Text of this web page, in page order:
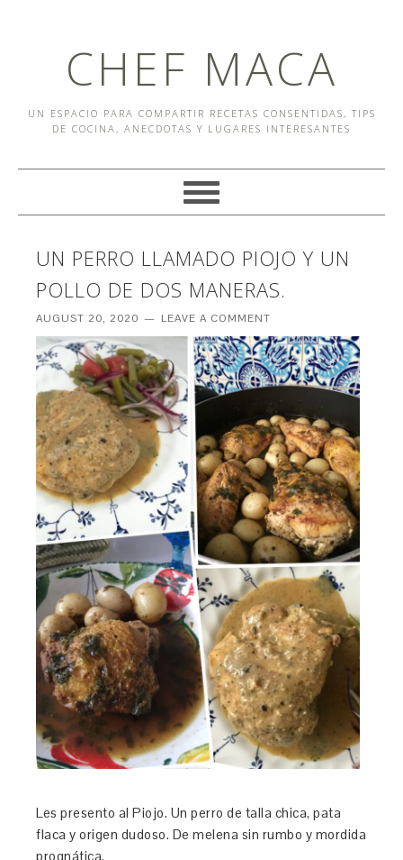
CHEF MACA
UN ESPACIO PARA COMPARTIR RECETAS CONSENTIDAS, TIPS
DE COCINA, ANECDOTAS Y LUGARES INTERESANTES
UN PERRO LLAMADO PIOJO Y UN
POLLO DE DOS MANERAS.
AUGUST 20, 2020 LEAVE A COMMENT
Les presento al Piojo. Un perro de talla chica, pata
flaca y origen dudoso. De melena sin rumbo y mordida
prognática.